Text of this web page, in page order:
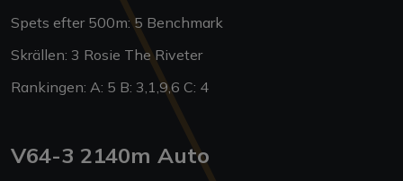
Spets efter 500m: 5 Benchmark
Skrällen: 3 Rosie The Riveter
Rankingen: A: 5 B: 3,1,9,6 C: 4
V64-3 2140m Auto